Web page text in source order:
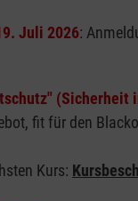
Juli 2026:
fit für den
Kurs: